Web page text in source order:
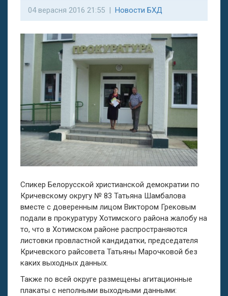
04 верасня 2016 21:55 | Новости БХД
Спикер Белорусской христианской демократии по
Кричевскому округу № 83 Татьяна Шамбалова
вместе с доверенным лицом Виктором Грековым
подали в прокуратуру Хотимского района жалобу на
то, что в Хотимском районе распространяются
листовки провластной кандидатки, председателя
Кричевского райсовета Татьяны Марочковой без
каких выходных данных.
Также по всей округе размещены агитационные
плакаты с неполными выходными данными: